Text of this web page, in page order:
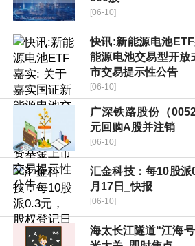
[06-10]
快讯:新能源电池
能源电池交易型开放
市交易提示性公告
[06-10]
广深铁路股份（
元回购A股并注销
[06-10]
汇金科技：每10股
月17日_快报
[06-10]
海太长江隧道“江海